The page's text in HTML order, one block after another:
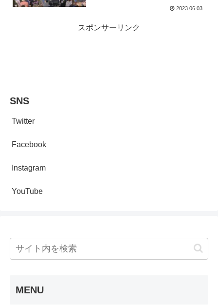
2023.06.03
スポンサーリンク
SNS
Twitter
Facebook
Instagram
YouTube
MENU